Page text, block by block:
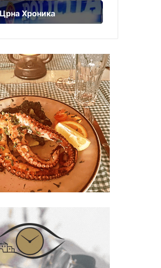
Црна Хроника